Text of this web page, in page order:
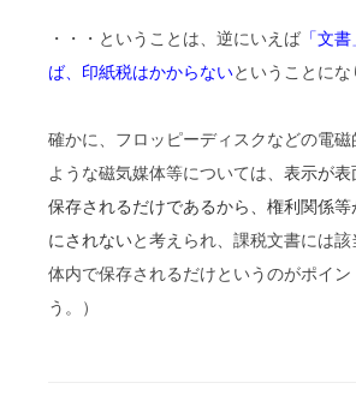
・・・ということは、逆にいえば 「文
ば、印紙税はかからないということにな
確かに、フロッピーディスクなどの電磁
ような磁気媒体等については、 表示が表
保存されるだけであるから、権利関係
にされないと考えられ、課税文書には
体内で保存されるだけというのがポイン
う。）